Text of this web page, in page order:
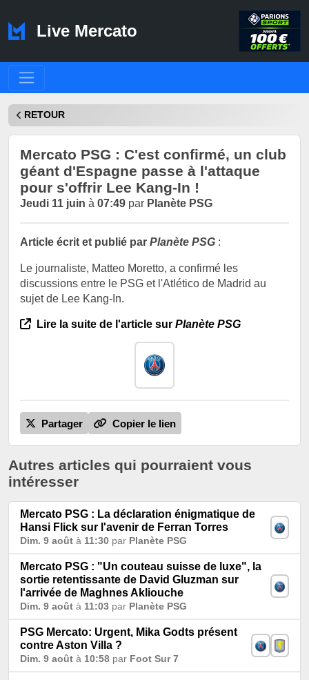
Live Mercato
RETOUR
Mercato PSG : C'est confirmé, un club
géant d'Espagne passe à l'attaque
pour s'offrir Lee Kang-In !
Jeudi 11 juin à 07:49 par Planète PSG
Article écrit et publié par Planète PSG :
Le journaliste, Matteo Moretto, a confirmé les
discussions entre le PSG et l'Atlético de Madrid au
sujet de Lee Kang-In.
Lire la suite de l'article sur Planète PSG
Partager Copier le lien
Autres articles qui pourraient vous
intéresser
Mercato PSG : La déclaration énigmatique de
Hansi Flick sur l'avenir de Ferran Torres
Dim. 9 août à 11:30 par Planète PSG
Mercato PSG : "Un couteau suisse de luxe", la
sortie retentissante de David Gluzman sur
l'arrivée de Maghnes Akliouche
Dim. 9 août à 11:03 par Planète PSG
PSG Mercato: Urgent, Mika Godts présent
contre Aston Villa ?
Dim. 9 août à 10:58 par Foot Sur 7